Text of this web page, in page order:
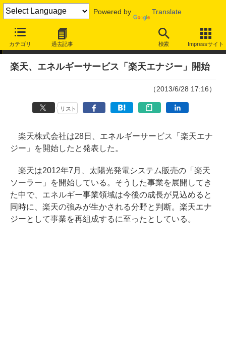
Powered by Translate
カテゴリ 過去記事 検索 Impressサイト
ニュース
楽天、エネルギーサービス「楽天エナジー」開始
（2013/6/28 17:16）
リスト
楽天株式会社は28日、エネルギーサービス「楽天エナ
ジー」を開始したと発表した。
楽天は2012年7月、太陽光発電システム販売の「楽天
ソーラー」を開始している。そうした事業を展開してき
た中で、エネルギー事業領域は今後の成長が見込めると
同時に、楽天の強みが生かされる分野と判断。楽天エナ
ジーとして事業を再組成するに至ったとしている。